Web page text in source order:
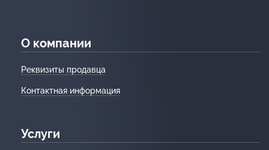
О компании
Реквизиты продавца
Контактная информация
Услуги